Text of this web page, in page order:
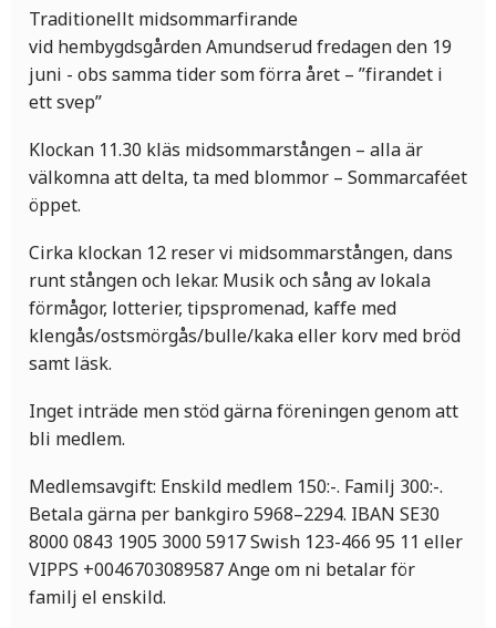
Traditionellt midsommarfirande
vid hembygdsgården Amundserud fredagen den 19
juni - obs samma tider som förra året – ”firandet i
ett svep”
Klockan 11.30 kläs midsommarstången – alla är
välkomna att delta, ta med blommor – Sommarcaféet
öppet.
Cirka klockan 12 reser vi midsommarstången, dans
runt stången och lekar. Musik och sång av lokala
förmågor, lotterier, tipspromenad, kaffe med
klengås/ostsmörgås/bulle/kaka eller korv med bröd
samt läsk.
Inget inträde men stöd gärna föreningen genom att
bli medlem.
Medlemsavgift: Enskild medlem 150:-. Familj 300:-.
Betala gärna per bankgiro 5968–2294. IBAN SE30
8000 0843 1905 3000 5917 Swish 123-466 95 11 eller
VIPPS +0046703089587 Ange om ni betalar för
familj el enskild.